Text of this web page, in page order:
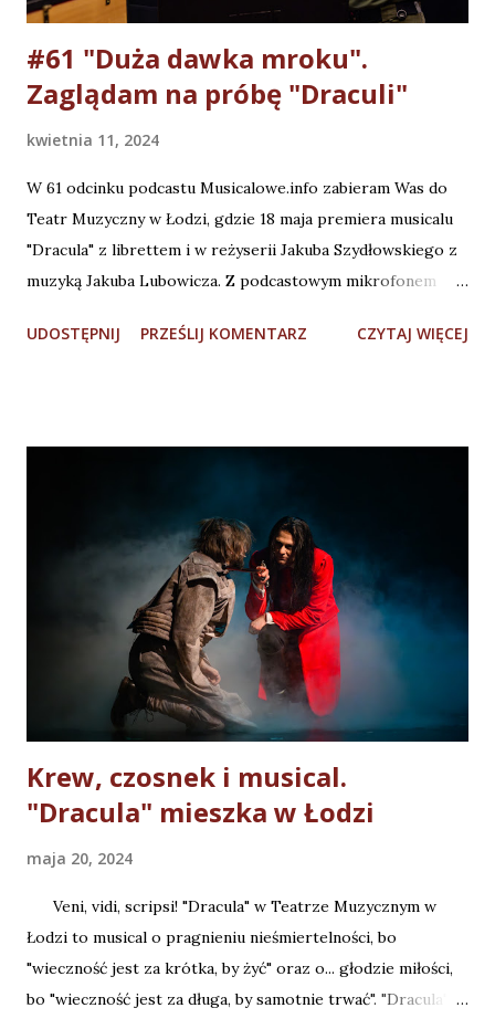
#61 "Duża dawka mroku".
Zaglądam na próbę "Draculi"
kwietnia 11, 2024
W 61 odcinku podcastu Musicalowe.info zabieram Was do
Teatr Muzyczny w Łodzi, gdzie 18 maja premiera musicalu
"Dracula" z librettem i w reżyserii Jakuba Szydłowskiego z
muzyką Jakuba Lubowicza. Z podcastowym mikrofonem
🎧 SPOTIFY https://tinyurl.com/3y49y9ch 🎧 YOUTUBE
zaprojektowała kostiumy oraz artyści Asia Gorzała, Paweł
Erdman, Piotr Płuska, Marcin Franc i Kamil Olczyk. Nasze
rozmowy dotyczyły nie tylko przygotowań do musicalu, ale
również "krwistych" tematów. Premiera musicalu "Dracula"
w Teatrze Muzycznym w Łodzi już 18 maja. Od 16 maja
przedpremierowe pokazy. Podziękowania za pomoc w
realizacji odcinka dla: Anna Korzo...
UDOSTĘPNIJ PRZEŚLIJ KOMENTARZ CZYTAJ WIĘCEJ
Krew, czosnek i musical.
"Dracula" mieszka w Łodzi
maja 20, 2024
Veni, vidi, scripsi! "Dracula" w Teatrze Muzycznym w
Łodzi to musical o pragnieniu nieśmiertelności, bo
"wieczność jest za krótka, by żyć" oraz o... głodzie miłości,
bo "wieczność jest za długa, by samotnie trwać". "Dracula" w